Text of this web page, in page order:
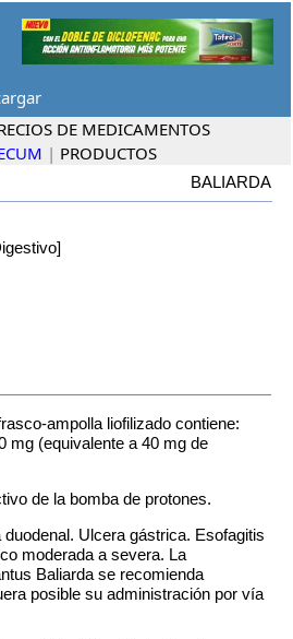
DE MEDICAMENTOS
| PRODUCTOS
BALIARDA
ampolla liofilizado contiene:
mg (equivalente a 40 mg de
de la bomba de protones.
duodenal. Ulcera gástrica. Esofagitis
moderada a severa. La
Baliarda se recomienda
posible su administración por vía